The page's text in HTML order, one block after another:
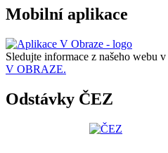
Mobilní aplikace
Sledujte informace z našeho webu v
V OBRAZE.
Odstávky ČEZ